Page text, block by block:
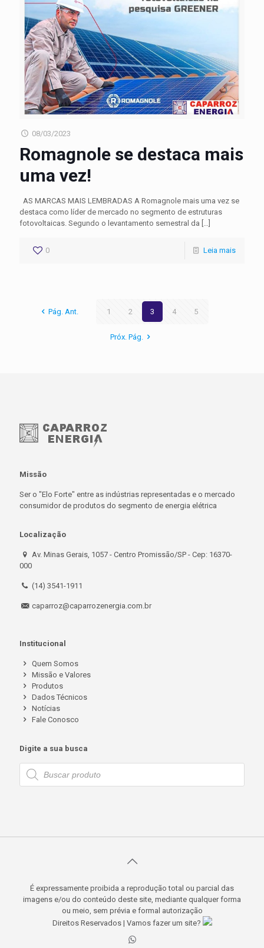
08/03/2023
Romagnole se destaca mais
uma vez!
AS MARCAS MAIS LEMBRADAS A Romagnole mais uma vez se
destaca como líder de mercado no segmento de estruturas
fotovoltaicas. Segundo o levantamento semestral da […]
0 Leia mais
Pág. Ant. 1 2 3 4 5
Próx. Pág.
Missão
Ser o "Elo Forte" entre as indústrias representadas e o mercado
consumidor de produtos do segmento de energia elétrica
Localização
Av. Minas Gerais, 1057 - Centro Promissão/SP - Cep: 16370-
000
(14) 3541-1911
caparroz@caparrozenergia.com.br
Institucional
Quem Somos
Missão e Valores
Produtos
Dados Técnicos
Notícias
Fale Conosco
Digite a sua busca
Pesquisar
produtos
É expressamente proibida a reprodução total ou parcial das
imagens e/ou do conteúdo deste site, mediante qualquer forma
ou meio, sem prévia e formal autorização
Direitos Reservados | Vamos fazer um site?